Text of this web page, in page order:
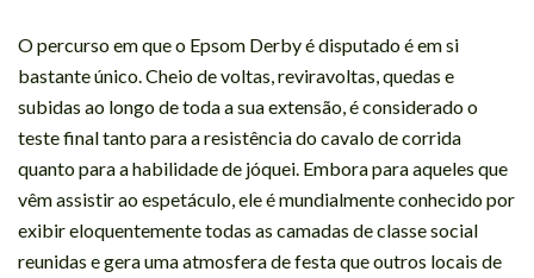
O percurso em que o Epsom Derby é disputado é em si
bastante único. Cheio de voltas, reviravoltas, quedas e
subidas ao longo de toda a sua extensão, é considerado o
teste final tanto para a resistência do cavalo de corrida
quanto para a habilidade de jóquei. Embora para aqueles que
vêm assistir ao espetáculo, ele é mundialmente conhecido por
exibir eloquentemente todas as camadas de classe social
reunidas e gera uma atmosfera de festa que outros locais de